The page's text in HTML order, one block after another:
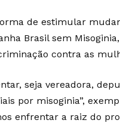
de estimular
Brasil sem
contra as
seja vereadora,
por misoginia”,
enfrentar a raiz do